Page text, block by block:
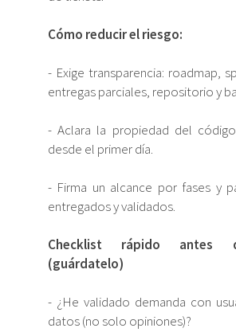
Cómo reducir el riesgo:
- Exige transparencia: roadmap,
entregas parciales, repositorio y
- Aclara la propiedad del
desde el primer día.
- Firma un alcance por fases y
entregados y validados.
Checklist rápido antes
(guárdatelo)
- ¿He validado demanda con
datos (no solo opiniones)?